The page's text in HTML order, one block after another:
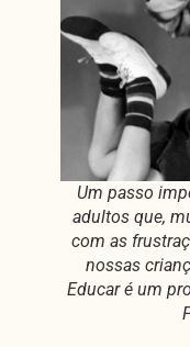
Um passo
adultos que,
com as
nossas
Educar é um